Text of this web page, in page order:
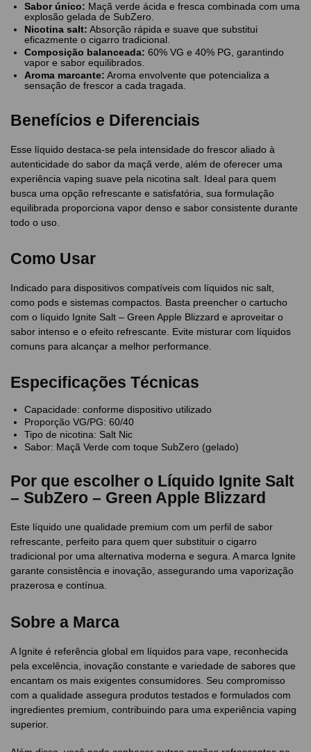
Sabor único: Maçã verde ácida e fresca combinada com uma
explosão gelada de SubZero.
Nicotina salt: Absorção rápida e suave que substitui
eficazmente o cigarro tradicional.
Composição balanceada: 60% VG e 40% PG, garantindo
vapor e sabor equilibrados.
Aroma marcante: Aroma envolvente que potencializa a
sensação de frescor a cada tragada.
Benefícios e Diferenciais
Esse líquido destaca-se pela intensidade do frescor aliado à
autenticidade do sabor da maçã verde, além de oferecer uma
experiência vaping suave pela nicotina salt. Ideal para quem
busca uma opção refrescante e satisfatória, sua formulação
equilibrada proporciona vapor denso e sabor consistente durante
todo o uso.
Como Usar
Indicado para dispositivos compatíveis com líquidos nic salt,
como pods e sistemas compactos. Basta preencher o cartucho
com o líquido Ignite Salt – Green Apple Blizzard e aproveitar o
sabor intenso e o efeito refrescante. Evite misturar com líquidos
comuns para alcançar a melhor performance.
Especificações Técnicas
Capacidade: conforme dispositivo utilizado
Proporção VG/PG: 60/40
Tipo de nicotina: Salt Nic
Sabor: Maçã Verde com toque SubZero (gelado)
Por que escolher o Líquido Ignite Salt
– SubZero – Green Apple Blizzard
Este líquido une qualidade premium com um perfil de sabor
refrescante, perfeito para quem quer substituir o cigarro
tradicional por uma alternativa moderna e segura. A marca Ignite
garante consistência e inovação, assegurando uma vaporização
prazerosa e contínua.
Sobre a Marca
A Ignite é referência global em líquidos para vape, reconhecida
pela excelência, inovação constante e variedade de sabores que
encantam os mais exigentes consumidores. Seu compromisso
com a qualidade assegura produtos testados e formulados com
ingredientes premium, contribuindo para uma experiência vaping
superior.